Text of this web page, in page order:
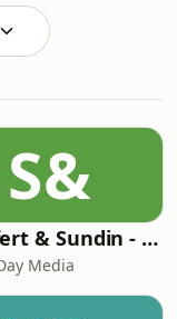
S&
Schyffert & Sundin - Är det här nåt?
Media